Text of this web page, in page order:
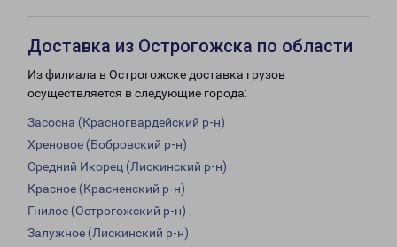
Доставка из Острогожска по области
Из филиала в Острогожске доставка грузов
осуществляется в следующие города:
Засосна (Красногвардейский р-н)
Хреновое (Бобровский р-н)
Средний Икорец (Лискинский р-н)
Красное (Красненский р-н)
Гнилое (Острогожский р-н)
Залужное (Лискинский р-н)